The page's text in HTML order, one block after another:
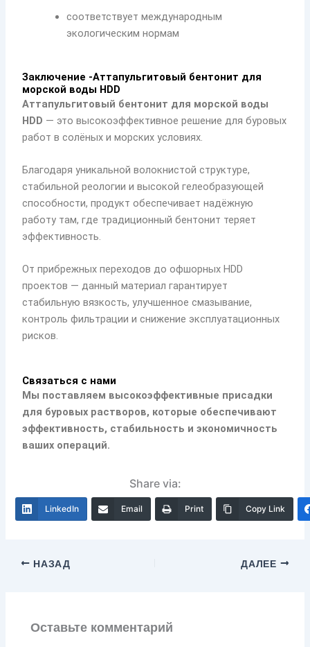
соответствует международным
экологическим нормам
Заключение -Аттапульгитовый бентонит для
морской воды HDD
Аттапульгитовый бентонит для морской воды
HDD — это высокоэффективное решение для буровых
работ в солёных и морских условиях.
Благодаря уникальной волокнистой структуре,
стабильной реологии и высокой гелеобразующей
способности, продукт обеспечивает надёжную
работу там, где традиционный бентонит теряет
эффективность.
От прибрежных переходов до офшорных HDD
проектов — данный материал гарантирует
стабильную вязкость, улучшенное смазывание,
контроль фильтрации и снижение эксплуатационных
рисков.
Связаться с нами
Мы поставляем высокоэффективные присадки
для буровых растворов, которые обеспечивают
эффективность, стабильность и экономичность
ваших операций.
Share via:
LinkedIn Email Print Copy Link
НАЗАД ДАЛЕЕ
Оставьте комментарий